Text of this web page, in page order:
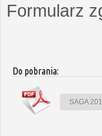
Formularz
Do pobrania:
SAGA